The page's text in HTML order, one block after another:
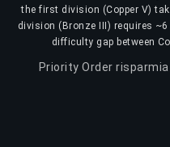
the first division (Copper V)
division (Bronze III) requires
difficulty gap between
Priority Order